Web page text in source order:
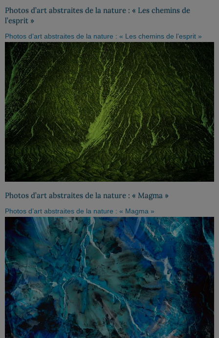
Photos d’art abstraites de la nature : « Les chemins de
l’esprit »
Photos d’art abstraites de la nature : « Les chemins de l’esprit »
Photos d’art abstraites de la nature : « Magma »
Photos d’art abstraites de la nature : « Magma »